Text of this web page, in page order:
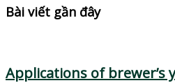
Bài viết gần đây
Applications of brewer’s